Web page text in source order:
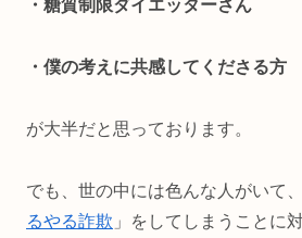
・糖質制限ダイエッターさん
・僕の考えに共感してくださる方
が大半だと思っております。
でも、世の中には色んな人がいて
るやる詐欺 」をしてしまうことに